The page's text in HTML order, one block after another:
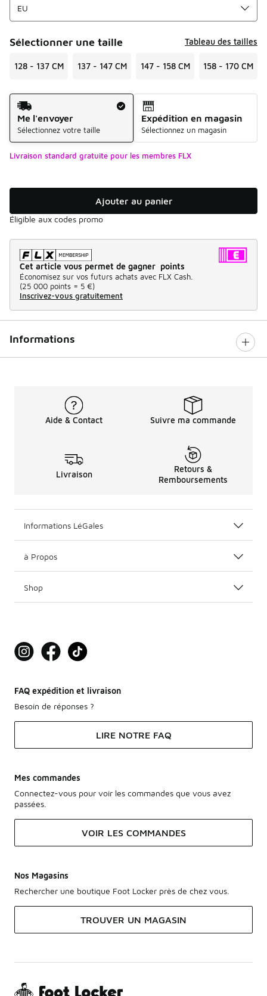
Sélectionner une taille Tableau des tailles
128 - 137 CM 137 - 147 CM 147 - 158 CM 158 - 170 CM
Mode d'expédition
Me l'envoyer
Sélectionnez votre taille
Expédition en magasin
Sélectionnez un magasin
Livraison standard gratuite pour les membres FLX
Ajouter au panier
Éligible aux codes promo
Cet article vous permet de gagner points
Économisez sur vos futurs achats avec FLX Cash.
(25 000 points = 5 €)
Inscrivez-vous gratuitement
Informations
Aide & Contact Suivre ma commande
Livraison
Retours &
Remboursements
Informations LéGales
à Propos
Shop
FAQ expédition et livraison
Besoin de réponses ?
LIRE NOTRE FAQ
Mes commandes
Connectez-vous pour voir les commandes que vous avez
passées.
VOIR LES COMMANDES
Nos Magasins
Rechercher une boutique Foot Locker près de chez vous.
TROUVER UN MAGASIN